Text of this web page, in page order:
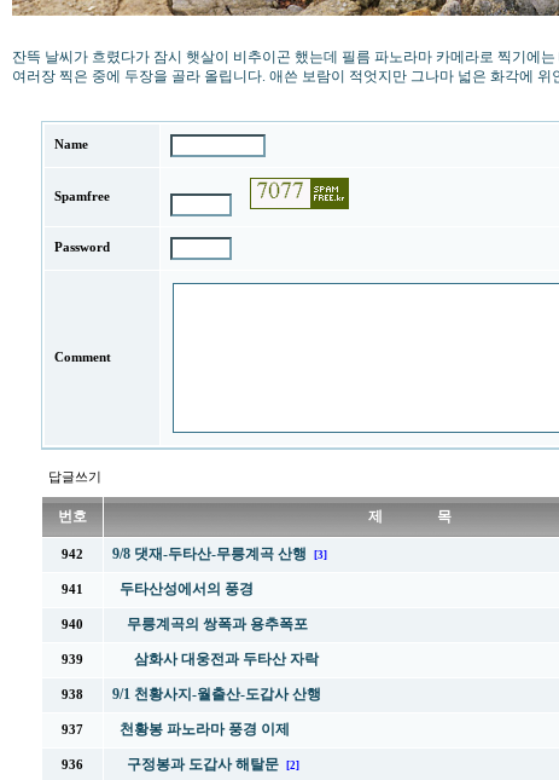
잔뜩 날씨가 흐렸다가 잠시 햇살이 비추이곤 했는데 필름 파노라마 카메라로 찍기에
여러장 찍은 중에 두장을 골라 올립니다. 애쓴 보람이 적엇지만 그나마 넓은 화각에 위
Name
Spamfree
Password
Comment
답글쓰기
번호 제 목
942 9/8 댓재-두타산-무릉계곡 산행 [3]
941 두타산성에서의 풍경
940 무릉계곡의 쌍폭과 용추폭포
939 삼화사 대웅전과 두타산 자락
938 9/1 천황사지-월출산-도갑사 산행
937 천황봉 파노라마 풍경 이제
936 구정봉과 도갑사 해탈문 [2]